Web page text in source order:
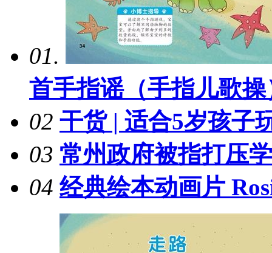
01.
首手指谣（手指儿歌
02 干货 | 适合5岁孩子
03 常州政府被指打压
04 经典绘本动画片